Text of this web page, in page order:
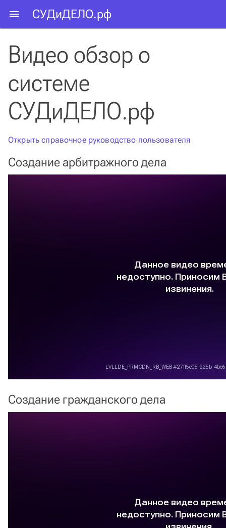
СУДиДЕЛО.рф
Видео обзор о
системе
СУДиДЕЛО.рф
Открыть справочное руководство пользователя
Создание арбитражного дела
Создание гражданского дела